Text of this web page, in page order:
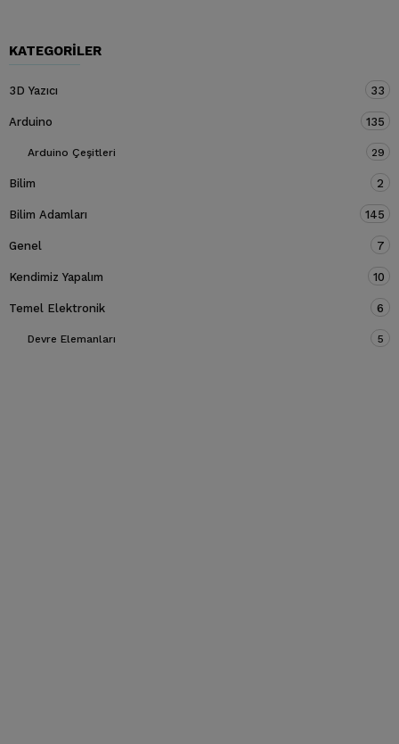
KATEGORILER
3D Yazıcı 33
Arduino 135
Arduino Çeşitleri 29
Bilim 2
Bilim Adamları 145
Genel 7
Kendimiz Yapalım 10
Temel Elektronik 6
Devre Elemanları 5